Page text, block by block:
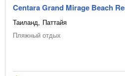
Centara Grand Mirage Beach
Таиланд Паттайя
Пляжный отдых